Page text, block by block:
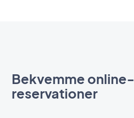
Bekvemme online-
reservationer